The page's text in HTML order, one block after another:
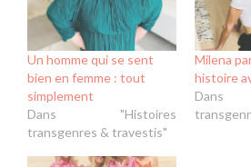
Un homme qui se sent
bien en femme : tout
simplement
Dans "Histoires
transgenres & travestis"
Milena
histoire
Dans